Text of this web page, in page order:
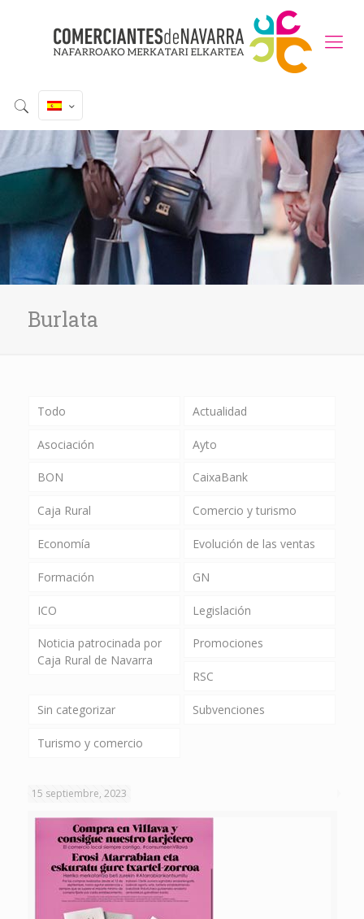
Burlata
Todo Actualidad
Asociación Ayto
BON CaixaBank
Caja Rural Comercio y turismo
Economía Evolución de las ventas
Formación GN
ICO Legislación
Noticia patrocinada por
Caja Rural de Navarra
Promociones
RSC
Sin categorizar Subvenciones
Turismo y comercio
15 septiembre, 2023